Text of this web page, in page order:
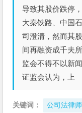
导致其股价跌停
大秦铁路、中国
司澄清，然而其
间再融资成千夫
监会不得不以新
证监会认为，上
关键词： 公司法律